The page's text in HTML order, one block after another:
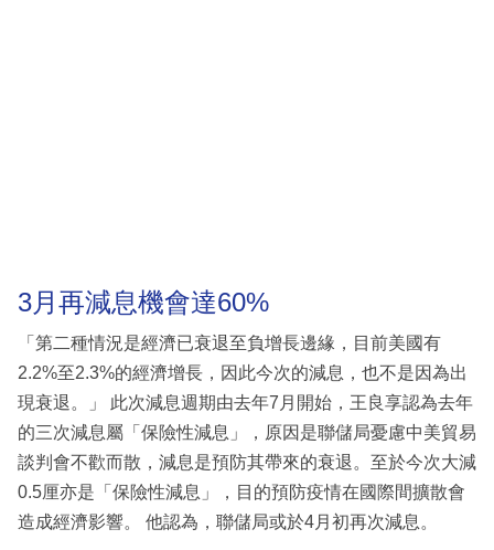
3月再減息機會達60%
「第二種情況是經濟已衰退至負增長邊緣，目前美國有
2.2%至2.3%的經濟增長，因此今次的減息，也不是因為出
現衰退。」 此次減息週期由去年7月開始，王良享認為去年
的三次減息屬「保險性減息」，原因是聯儲局憂慮中美貿易
談判會不歡而散，減息是預防其帶來的衰退。至於今次大減
0.5厘亦是「保險性減息」，目的預防疫情在國際間擴散會
造成經濟影響。 他認為，聯儲局或於4月初再次減息。